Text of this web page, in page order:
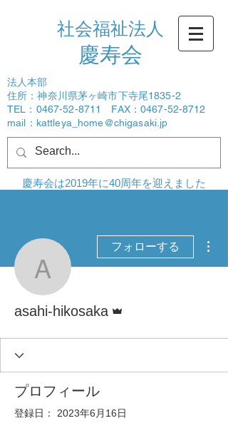
社会福祉法人
​慶寿会
法人本部
住所：神奈川県茅ヶ崎市下寺尾1835-2
TEL：0467-52-8711 FAX：0467-52-8712
mail： kattleya_home@chigasaki.jp
ログイン
慶寿会は2019年に40周年を迎えました
asahi-hikosaka
フォローする
asahi-hikosaka
プロフィール
登録日： 2023年6月16日